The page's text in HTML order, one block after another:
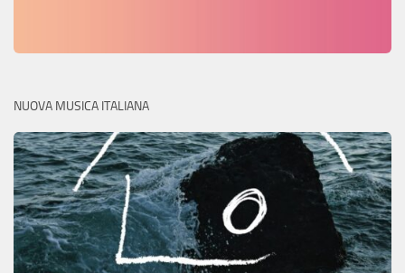
NUOVA MUSICA ITALIANA